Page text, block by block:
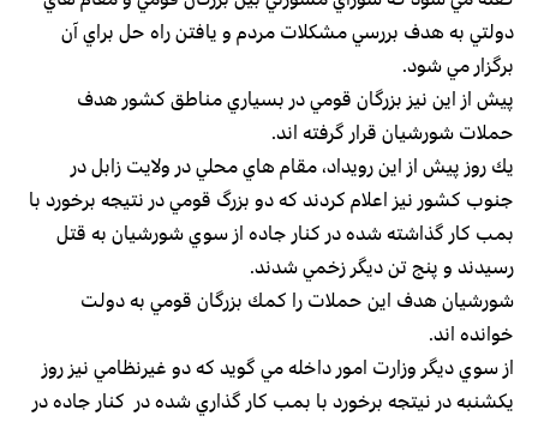
دولتي به هدف بررسي مشكلات مردم و يافتن راه حل براي آن
برگزار مي شود.
پيش از اين نيز بزرگان قومي در بسياري مناطق كشور هدف
حملات شورشيان قرار گرفته اند.
يك روز پيش از اين رويداد، مقام هاي محلي در ولايت زابل در
جنوب كشور نيز اعلام كردند كه دو بزرگ قومي در نتيجه برخورد با
بمب كار گذاشته شده در كنار جاده از سوي شورشيان به قتل
رسيدند و پنج تن ديگر زخمي شدند.
شورشيان هدف اين حملات را كمك بزرگان قومي به دولت
خوانده اند.
از سوي ديگر وزارت امور داخله مي گويد كه دو غيرنظامي نيز روز
يكشنبه در نيتجه برخورد با بمب كار گذاري شده در كنار جاده در